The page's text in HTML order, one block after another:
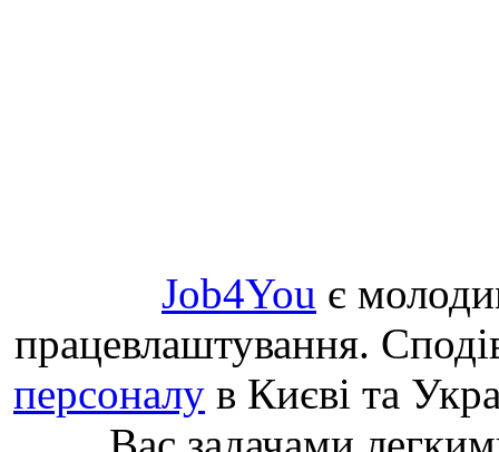
Job4You є
працевлаштування.
персоналу в Києві та